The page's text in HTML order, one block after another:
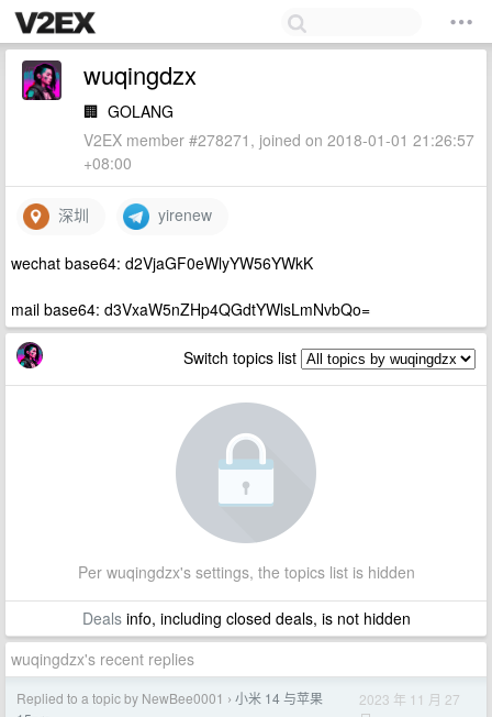
wuqingdzx
🏢 GOLANG
V2EX member #278271, joined on 2018-01-01 21:26:57
+08:00
深圳 yirenew
wechat base64: d2VjaGF0eWlyYW56YWkK
mail base64: d3VxaW5nZHp4QGdtYWlsLmNvbQo=
Switch topics list
Per wuqingdzx's settings, the topics list is hidden
Dealsinfo, including closed deals, is not hidden
wuqingdzx's recent replies
Replied to a topic by NewBee0001 › 小米 14 与苹果
2023 年 11 月 27